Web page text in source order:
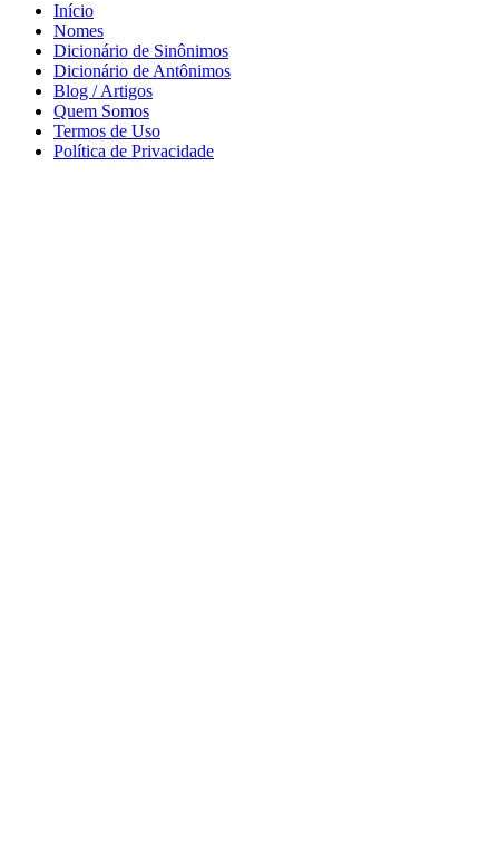
Início
Nomes
Dicionário de Sinônimos
Dicionário de Antônimos
Blog / Artigos
Quem Somos
Termos de Uso
Política de Privacidade